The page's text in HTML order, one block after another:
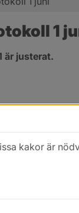
1
är justerat.
fönster.
kakor är